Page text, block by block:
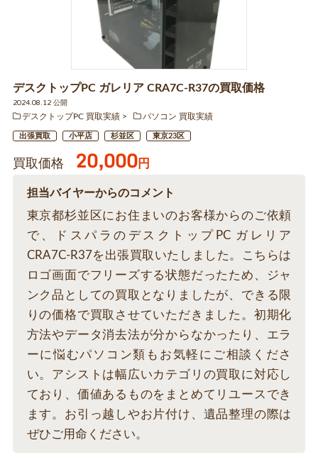
デスクトップPC ガレリア CRA7C-R37の買取価格
2024.08.12 公開
デスクトップPC 買取実績
パソコン 買取実績
出張買取 小平店 杉並区 東京23区
買取価格 20,000円
担当バイヤーからのコメント
東京都杉並区にお住まいのお客様からのご依頼
で、ドスパラのデスクトップPC ガレリア
CRA7C-R37を出張買取いたしました。こちらは
ロゴ画面でフリーズする状態だったため、ジャ
ンク品としての買取となりましたが、できる限
りの価格で買取させていただきました。初期化
方法やデータ消去法が分からなかったり、エラ
ーに悩むパソコン類もお気軽にご相談くださ
い。アシストは幅広いカテゴリの買取に対応し
ており、価値あるものをまとめてリユースでき
ます。お引っ越しやお片付け、遺品整理の際は
ぜひご用命ください。